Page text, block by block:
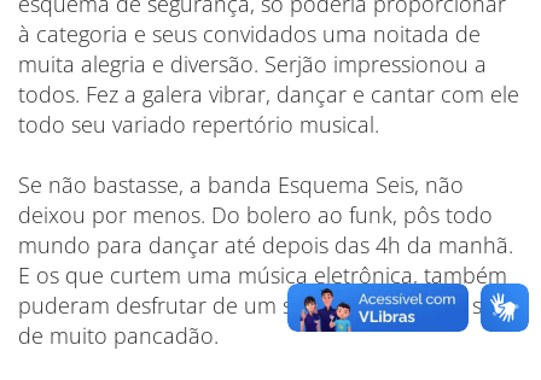
à categoria e seus convidados uma noitada de
muita alegria e diversão. Serjão impressionou a
todos. Fez a galera vibrar, dançar e cantar com ele
todo seu variado repertório musical.
Se não bastasse, a banda Esquema Seis, não
deixou por menos. Do bolero ao funk, pôs todo
mundo para dançar até depois das 4h da manhã.
E os que curtem uma música eletrônica, também
puderam desfrutar de um salão exclusivo, ao som
de muito pancadão.